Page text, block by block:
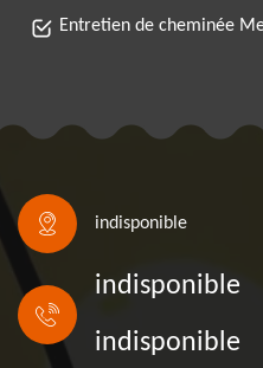
Entretien de cheminée
indisponible
indisponible
indisponible